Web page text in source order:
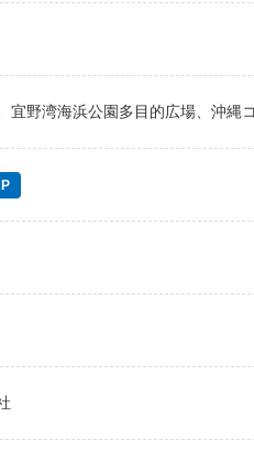
宜野湾海浜公園多目的広場、沖縄